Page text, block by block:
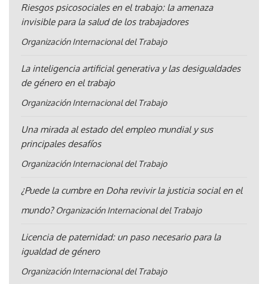
Riesgos psicosociales en el trabajo: la amenaza
invisible para la salud de los trabajadores
Organización Internacional del Trabajo
La inteligencia artificial generativa y las desigualdades
de género en el trabajo
Organización Internacional del Trabajo
Una mirada al estado del empleo mundial y sus
principales desafíos
Organización Internacional del Trabajo
¿Puede la cumbre en Doha revivir la justicia social en el
mundo? Organización Internacional del Trabajo
Licencia de paternidad: un paso necesario para la
igualdad de género
Organización Internacional del Trabajo